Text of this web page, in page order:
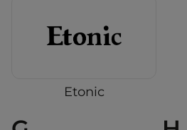
Etonic